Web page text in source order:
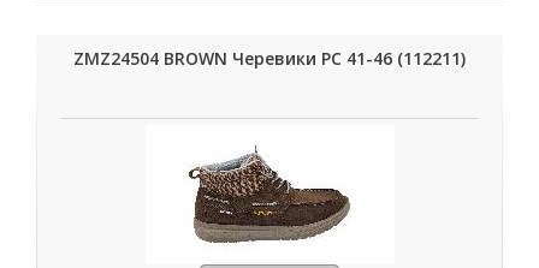
ZMZ24504 BROWN Черевики РС 41-46 (112211)